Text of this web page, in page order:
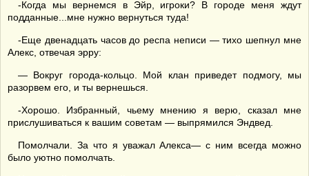
-Когда мы вернемся в Эйр, игроки? В городе меня ждут
подданные...мне нужно вернуться туда!
-Еще двенадцать часов до респа неписи — тихо шепнул мне
Алекс, отвечая эрру:
— Вокруг города-кольцо. Мой клан приведет подмогу, мы
разорвем его, и ты вернешься.
-Хорошо. Избранный, чьему мнению я верю, сказал мне
прислушиваться к вашим советам — выпрямился Эндвед.
Помолчали. За что я уважал Алекса— с ним всегда можно
было уютно помолчать.